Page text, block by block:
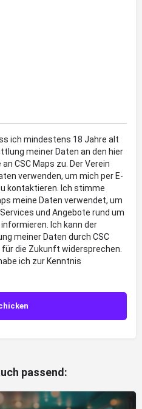
ich mindestens 18 Jahre alt
meiner Daten an den hier
CSC Maps zu. Der Verein
verwenden, um mich per E-
kontaktieren. Ich stimme
meine Daten verwendet, um
und Angebote rund um
Ich kann der
meiner Daten durch CSC
die Zukunft widersprechen.
ich zur Kenntnis
passend: